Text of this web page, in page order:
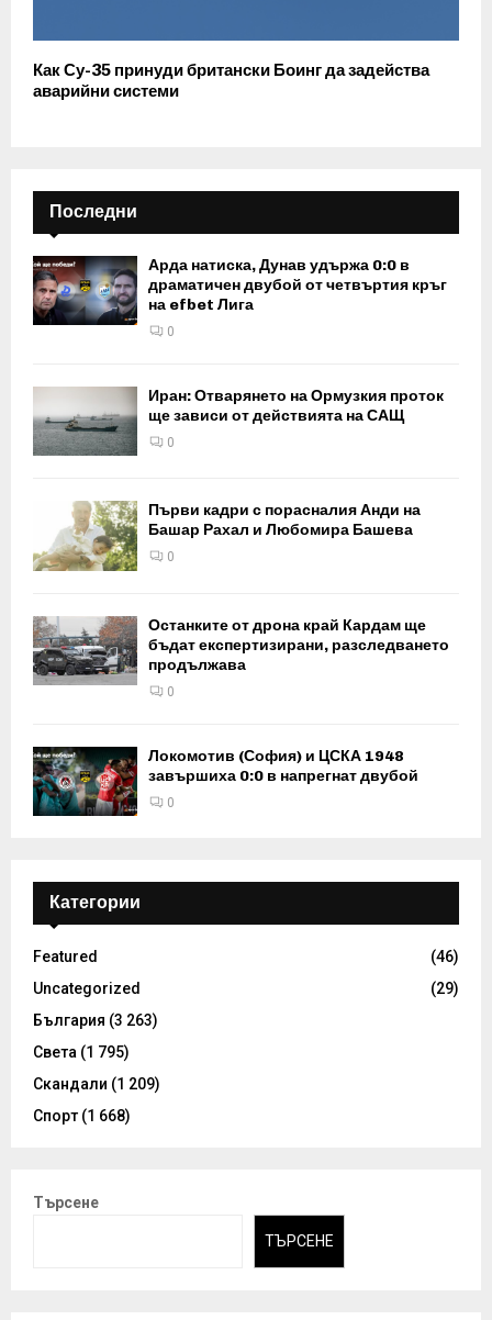
Как Су-35 принуди британски Боинг да задейства
аварийни системи
Последни
Арда натиска, Дунав удържа 0:0 в
драматичен двубой от четвъртия кръг
на efbet Лига
0
Иран: Отварянето на Ормузкия проток
ще зависи от действията на САЩ
0
Първи кадри с порасналия Анди на
Башар Рахал и Любомира Башева
0
Останките от дрона край Кардам ще
бъдат експертизирани, разследването
продължава
0
Локомотив (София) и ЦСКА 1948
завършиха 0:0 в напрегнат двубой
0
Категории
Featured
(46)
Uncategorized
(29)
България (3 263)
Света (1 795)
Скандали (1 209)
Спорт (1 668)
Търсене
ТЪРСЕНЕ